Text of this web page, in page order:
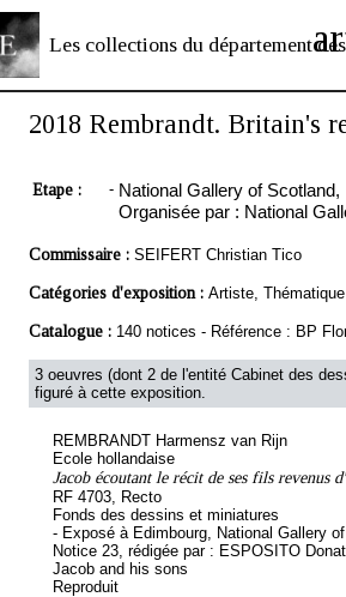
Les collections du département des
2018 Rembrandt. Britain's
Etape : - National Gallery of
Organisée par : National
Commissaire : SEIFERT Christian Tico
Catégories d'exposition : Artiste, Thématique
Catalogue : 140 notices - Référence : BP
3 oeuvres (dont 2 de l'entité Cabinet des
figuré à cette exposition.
REMBRANDT Harmensz van Rijn
Ecole hollandaise
Jacob écoutant le récit de ses fils revenus
RF 4703, Recto
Fonds des dessins et miniatures
- Exposé à Edimbourg, National Gallery
Notice 23, rédigée par : ESPOSITO
Jacob and his sons
Reproduit